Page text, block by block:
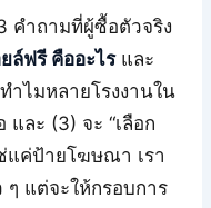
คำถามที่ผู้ซื้อตัวจริง
ล์ฟรี คืออะไรและ
ำไมหลายโรงงานใน
และ (3) จะ “เลือก
แค่ป้ายโฆษณา เรา
ๆ แต่จะให้กรอบการ